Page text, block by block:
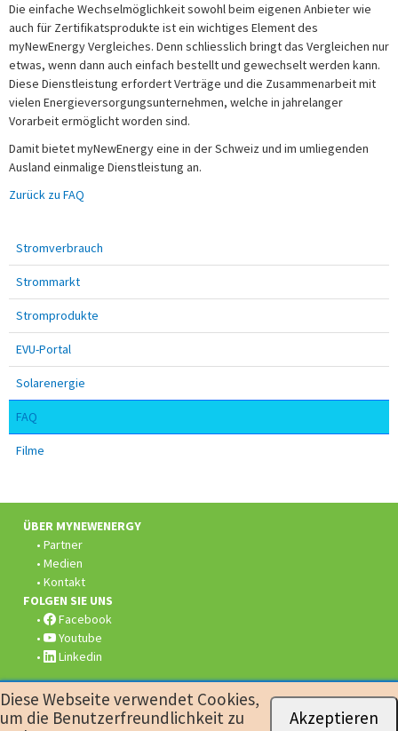
Die einfache Wechselmöglichkeit sowohl beim eigenen Anbieter wie
auch für Zertifikatsprodukte ist ein wichtiges Element des
myNewEnergy Vergleiches. Denn schliesslich bringt das Vergleichen nur
etwas, wenn dann auch einfach bestellt und gewechselt werden kann.
Diese Dienstleistung erfordert Verträge und die Zusammenarbeit mit
vielen Energieversorgungsunternehmen, welche in jahrelanger
Vorarbeit ermöglicht worden sind.
Damit bietet myNewEnergy eine in der Schweiz und im umliegenden
Ausland einmalige Dienstleistung an.
Zurück zu FAQ
Stromverbrauch
Strommarkt
Stromprodukte
EVU-Portal
Solarenergie
FAQ
Filme
ÜBER MYNEWENERGY
Partner
Medien
Kontakt
FOLGEN SIE UNS
Facebook
Youtube
Linkedin
© 2026myNewEnergy Datenschutz
Rechtliche Informationen
Impressum
Diese Webseite verwendet Cookies,
um die Benutzerfreundlichkeit zu
Akzeptieren